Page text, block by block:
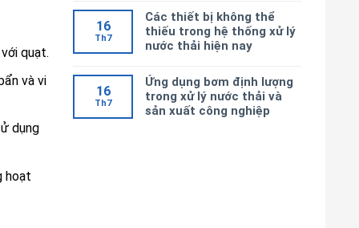
16
Th7
Các thiết bị không thể
thiếu trong hệ thống xử lý
nước thải hiện nay
16
Th7
Ứng dụng bơm định lượng
trong xử lý nước thải và
sản xuất công nghiệp
quạt.
và vi
dụng
hoạt